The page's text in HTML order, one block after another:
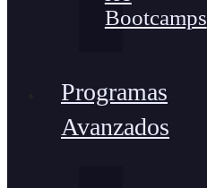
Bootcamps
Programas
Avanzados